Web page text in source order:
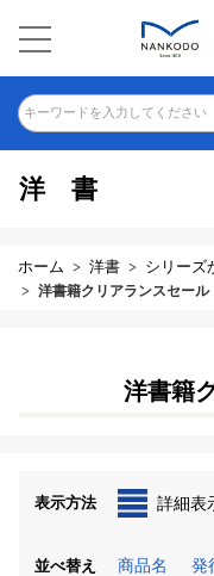
キーワードを入力してください
洋書
ホーム 洋書 シリーズ
洋書籍クリアランスセール
洋書籍
表示方法 詳細表
並べ替え 商品名 発